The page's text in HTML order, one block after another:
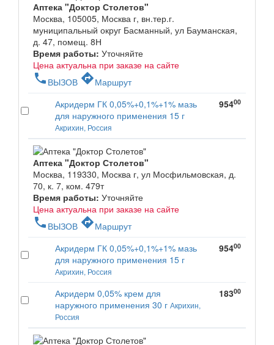
Аптека "Доктор Столетов"
Москва, 105005, Москва г, вн.тер.г.
муниципальный округ Басманный, ул Бауманская,
д. 47, помещ. 8Н
Время работы: Уточняйте
Цена актуальна при заказе на сайте
phone ВЫЗОВ directionsМаршрут
Акридерм ГК 0,05%+0,1%+1% мазь
для наружного применения 15 г
Акрихин, Россия
95400
Аптека "Доктор Столетов"
Москва, 119330, Москва г, ул Мосфильмовская, д.
70, к. 7, ком. 479т
Время работы: Уточняйте
Цена актуальна при заказе на сайте
phone ВЫЗОВ directionsМаршрут
Акридерм ГК 0,05%+0,1%+1% мазь
для наружного применения 15 г
Акрихин, Россия
95400
Акридерм 0,05% крем для
наружного применения 30 г Акрихин,
Россия
18300